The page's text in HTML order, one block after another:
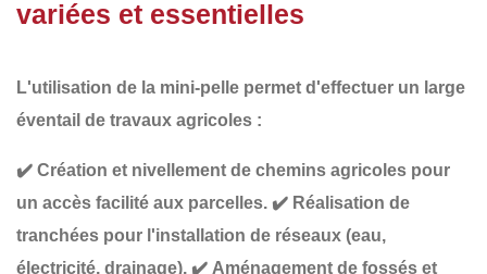
variées et essentielles
L'utilisation de la mini-pelle permet d'effectuer un large
éventail de travaux agricoles :
✔️ Création et nivellement de chemins agricoles pour
un accès facilité aux parcelles. ✔️ Réalisation de
tranchées pour l'installation de réseaux (eau,
électricité, drainage). ✔️ Aménagement de fossés et